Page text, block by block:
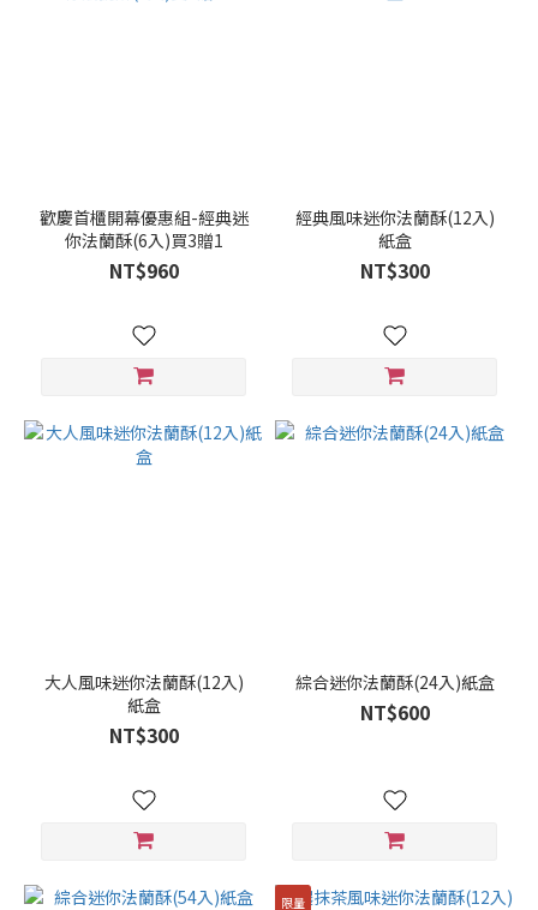
歡慶首櫃開幕優惠組-經典迷
你法蘭酥(6入)買3贈1
NT$960
經典風味迷你法蘭酥(12入)
紙盒
NT$300
大人風味迷你法蘭酥(12入)
紙盒
NT$300
綜合迷你法蘭酥(24入)紙盒
NT$600
限量